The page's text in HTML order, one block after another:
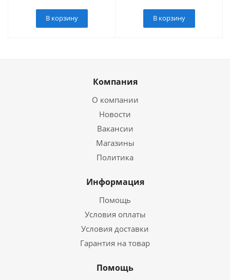
В корзину В корзину
Компания
О компании
Новости
Вакансии
Магазины
Политика
Информация
Помощь
Условия оплаты
Условия доставки
Гарантия на товар
Помощь